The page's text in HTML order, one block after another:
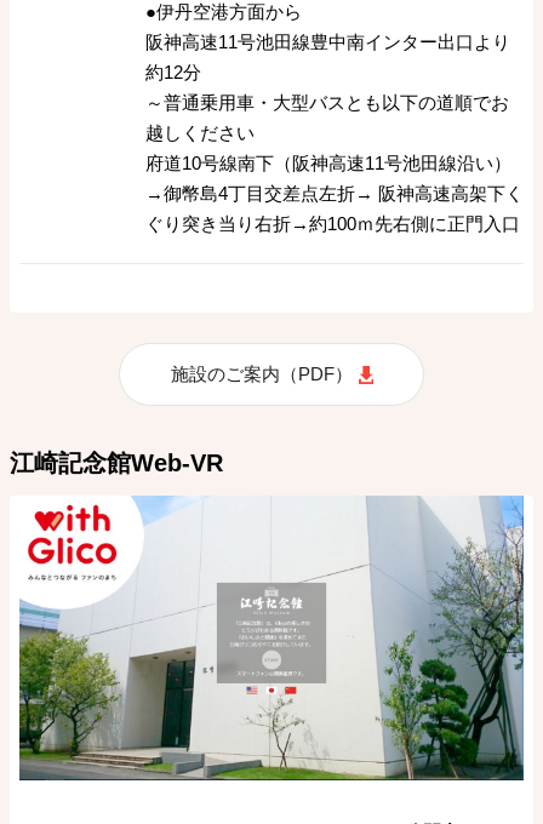
●伊丹空港方面から
阪神高速11号池田線豊中南インター出口より
約12分
～普通乗用車・大型バスとも以下の道順でお
越しください
府道10号線南下（阪神高速11号池田線沿い）
→御幣島4丁目交差点左折→ 阪神高速高架下く
ぐり突き当り右折→約100ｍ先右側に正門入口
施設のご案内（PDF）
江崎記念館Web-VR